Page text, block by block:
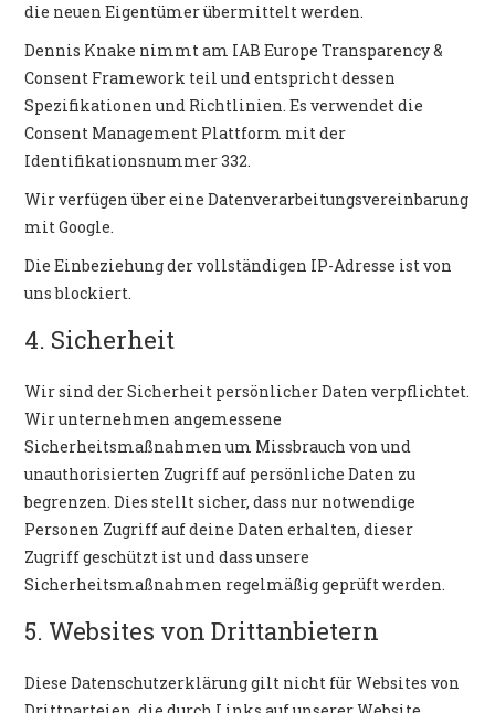
die neuen Eigentümer übermittelt werden.
Dennis Knake nimmt am IAB Europe Transparency &
Consent Framework teil und entspricht dessen
Spezifikationen und Richtlinien. Es verwendet die
Consent Management Plattform mit der
Identifikationsnummer 332.
Wir verfügen über eine Datenverarbeitungsvereinbarung
mit Google.
Die Einbeziehung der vollständigen IP-Adresse ist von
uns blockiert.
4. Sicherheit
Wir sind der Sicherheit persönlicher Daten verpflichtet.
Wir unternehmen angemessene
Sicherheitsmaßnahmen um Missbrauch von und
unauthorisierten Zugriff auf persönliche Daten zu
begrenzen. Dies stellt sicher, dass nur notwendige
Personen Zugriff auf deine Daten erhalten, dieser
Zugriff geschützt ist und dass unsere
Sicherheitsmaßnahmen regelmäßig geprüft werden.
5. Websites von Drittanbietern
Diese Datenschutzerklärung gilt nicht für Websites von